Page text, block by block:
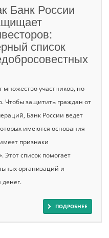
Банк России
список
участников, но
Чтобы защитить граждан от
Банк России ведет
имеются основания
признаки
Этот список помогает
организаций и
ПОДРОБНЕЕ